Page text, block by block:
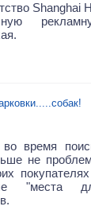
Shanghai
во время
не
"места